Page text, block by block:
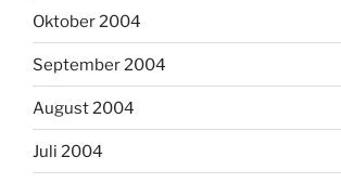
Oktober 2004
September 2004
August 2004
Juli 2004